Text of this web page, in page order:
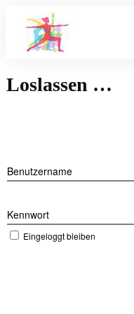
Loslassen …
Benutzername
Kennwort
Eingeloggt bleiben